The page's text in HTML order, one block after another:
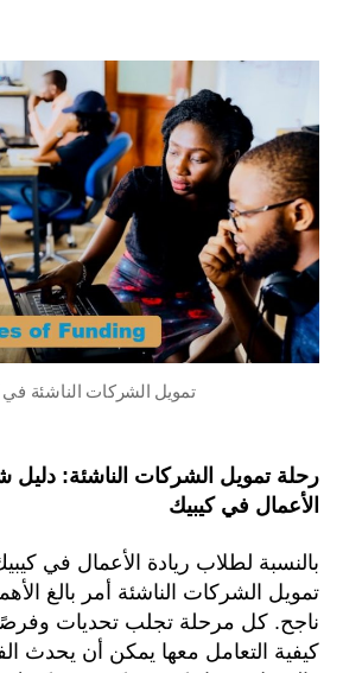
تمويل الشركات الناشئة في
رحلة تمويل الشركات الناشئة: دليل
الأعمال في كيبيك
بالنسبة لطلاب ريادة الأعمال في
تمويل الشركات الناشئة أمر بالغ
ناجح. كل مرحلة تجلب تحديات
كيفية التعامل معها يمكن أن يحدث